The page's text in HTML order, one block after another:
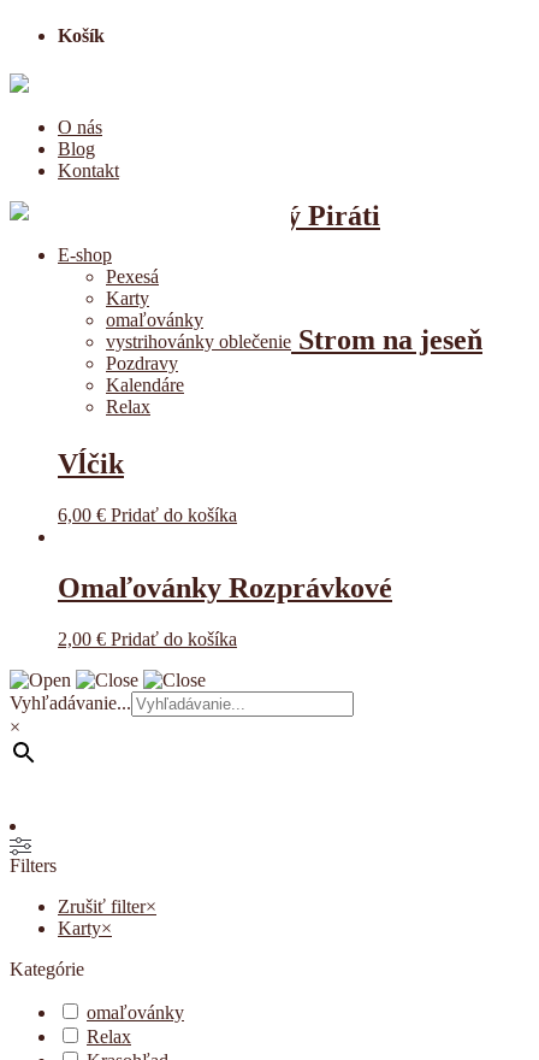
Košík
O nás
Blog
Kontakt
E-shop
Pexesá
Karty
omaľovánky
vystrihovánky oblečenie
Pozdravy
Kalendáre
Relax
Krasohľad klasický Piráti
10,00€ Pridať do košíka
Krasohľad optický Strom na jeseň
10,00 € Pridať do košíka
Vĺčik
6,00 € Pridať do košíka
Omaľovánky Rozprávkové
2,00 € Pridať do košíka
Vyhľadávanie...
×
Filters
Zrušiť filter×
Karty×
Kategórie
omaľovánky
Relax